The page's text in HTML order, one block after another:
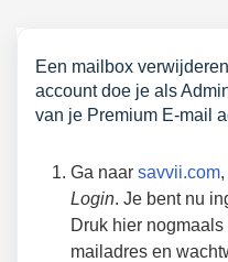
Een mailbox
account doe je als
van je Premium E-mail
Ga naar savvii.com
Login. Je bent nu
Druk hier nogmaals
mailadres en